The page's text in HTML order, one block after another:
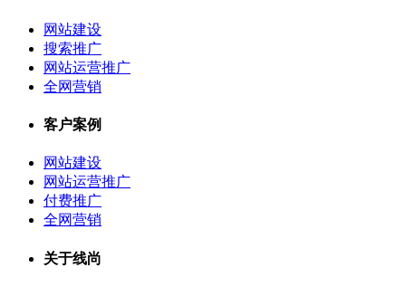
网站建设
搜索推广
网站运营推广
全网营销
客户案例
网站建设
网站运营推广
付费推广
全网营销
关于线尚